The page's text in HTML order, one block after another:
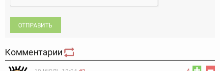
ОТПРАВИТЬ
Комментарии